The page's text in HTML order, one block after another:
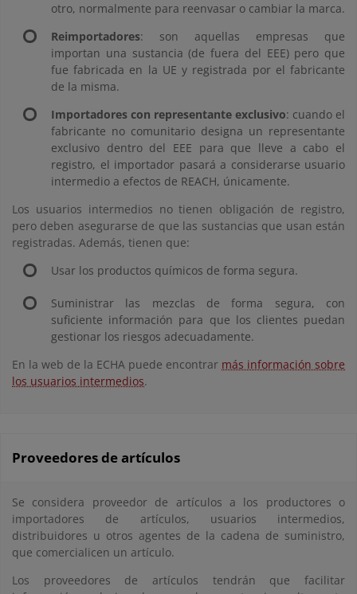
otro, normalmente para reenvasar o cambiar la marca.
Reimportadores: son aquellas empresas que
importan una sustancia (de fuera del EEE) pero que
fue fabricada en la UE y registrada por el fabricante
de la misma.
Importadores con representante exclusivo: cuando el
fabricante no comunitario designa un representante
exclusivo dentro del EEE para que lleve a cabo el
registro, el importador pasará a considerarse usuario
intermedio a efectos de REACH, únicamente.
Los usuarios intermedios no tienen obligación de registro,
pero deben asegurarse de que las sustancias que usan están
registradas. Además, tienen que:
Usar los productos químicos de forma segura.
Suministrar las mezclas de forma segura, con
suficiente información para que los clientes puedan
gestionar los riesgos adecuadamente.
En la web de la ECHA puede encontrar más información sobre
los usuarios intermedios.
Proveedores de artículos
Se considera proveedor de artículos a los productores o
importadores de artículos, usuarios intermedios,
distribuidores u otros agentes de la cadena de suministro,
que comercialicen un artículo.
Los proveedores de artículos tendrán que facilitar